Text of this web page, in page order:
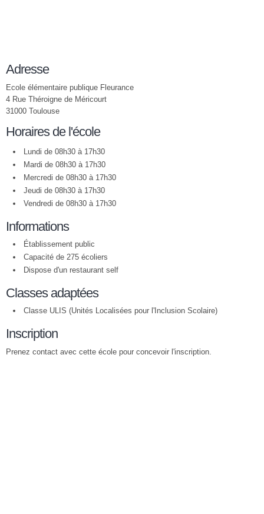
Adresse
Ecole élémentaire publique Fleurance
4 Rue Théroigne de Méricourt
31000 Toulouse
Horaires de l'école
Lundi de 08h30 à 17h30
Mardi de 08h30 à 17h30
Mercredi de 08h30 à 17h30
Jeudi de 08h30 à 17h30
Vendredi de 08h30 à 17h30
Informations
Établissement public
Capacité de 275 écoliers
Dispose d'un restaurant self
Classes adaptées
Classe ULIS (Unités Localisées pour l'Inclusion Scolaire)
Inscription
Prenez contact avec cette école pour concevoir l'inscription.